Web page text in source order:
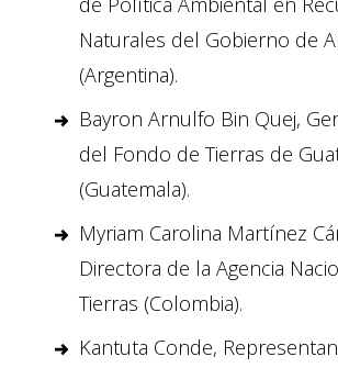
Naturales del Gobierno de
(Argentina).
Bayron Arnulfo Bin Quej,
del Fondo de Tierras de
(Guatemala).
Myriam Carolina Martínez
Directora de la Agencia
Tierras (Colombia).
Kantuta Conde,